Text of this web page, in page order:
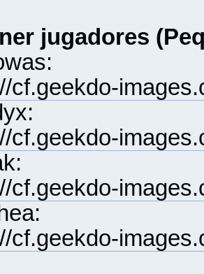
jugadores
cf.geekdo-
cf.geekdo-
cf.geekdo-
cf.geekdo-